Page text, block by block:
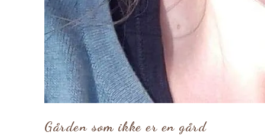
Gården som ikke er en gård